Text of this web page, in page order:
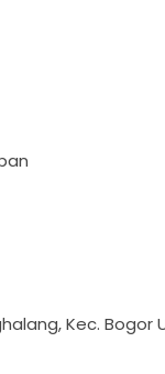
Kec.